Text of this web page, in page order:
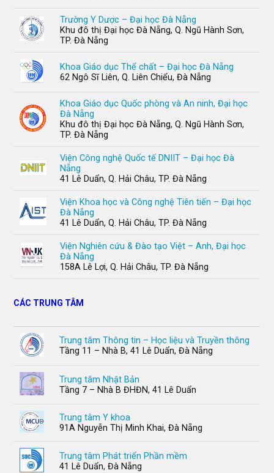
Trường Y Dược – Đại học Đà Nẵng
Khu đô thị Đại học Đà Nẵng, Q. Ngũ Hành Sơn,
TP. Đà Nẵng
Khoa Giáo dục Thể chất – Đại học Đà Nẵng
62 Ngô Sĩ Liên, Q. Liên Chiểu, Đà Nẵng
Khoa Giáo dục Quốc phòng và An ninh, Đại học
Đà Nẵng
Khu đô thị Đại học Đà Nẵng, Q. Ngũ Hành Sơn,
TP. Đà Nẵng
Viện Công nghệ Quốc tế DNIIT – Đại học Đà
Nẵng
41 Lê Duẩn, Q. Hải Châu, TP. Đà Nẵng
Viện Khoa học và Công nghệ Tiên tiến – Đại học
Đà Nẵng
41 Lê Duẩn, Q. Hải Châu, TP. Đà Nẵng
Viện Nghiên cứu & Đào tạo Việt – Anh, Đại học
Đà Nẵng
158A Lê Lợi, Q. Hải Châu, TP. Đà Nẵng
CÁC TRUNG TÂM
Trung tâm Thông tin – Học liệu và Truyền thông
Tầng 11 – Nhà B, 41 Lê Duẩn, Đà Nẵng
Trung tâm Nhật Bản
Tầng 7 – Nhà B ĐHĐN, 41 Lê Duẩn
Trung tâm Y khoa
91A Nguyễn Thị Minh Khai, Đà Nẵng
Trung tâm Phát triển Phần mềm
41 Lê Duẩn, Đà Nẵng